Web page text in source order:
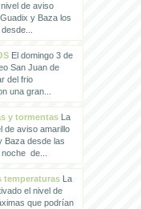
de aviso
y Baza los
El domingo 3 de
San Juan de
del frio
una gran...
y tormentasLa
de aviso amarillo
Baza desde las
de...
temperaturasLa
el nivel de
que podrían